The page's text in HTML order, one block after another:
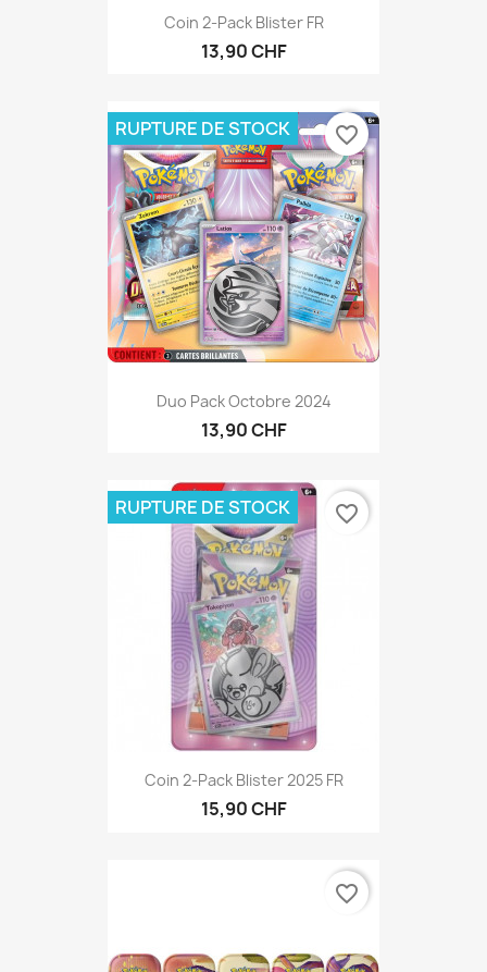
Coin 2-Pack Blister FR
13,90 CHF
Duo Pack Octobre 2024
13,90 CHF
RUPTURE DE STOCK favorite_border
Coin 2-Pack Blister 2025 FR
15,90 CHF
RUPTURE DE STOCK favorite_border
favorite_border